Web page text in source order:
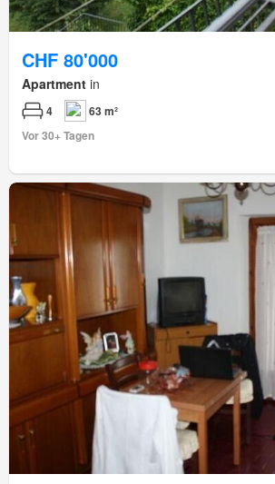
CHF 80'000
Apartment in
4
63 m²
Vor 30+ Tagen